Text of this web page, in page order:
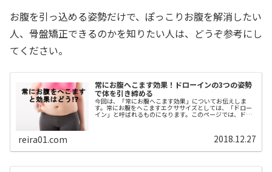
お腹を引っ込める姿勢だけで、ぽっこりお腹を解消したい
人、骨盤矯正できるのかを知りたい人は、どうぞ参考にし
てください。
常にお腹へこます効果！ドローインの3つの姿勢
で体を引き締める
今回は、「常にお腹へこます効果」についてお伝えしま
す。常にお腹をへこますエクササイズとしては、「ドロー
イン」と呼ばれるものになります。このページでは、ドロ
reira01.com 2018.12.27